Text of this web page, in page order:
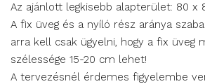
Az ajánlott legkisebb alapterület: 80 x
A fix üveg és a nyíló rész aránya
arra kell csak ügyelni, hogy a fix üveg
szélessége 15-20 cm lehet!
A tervezésnél érdemes figyelembe